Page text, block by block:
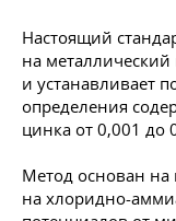
Настоящий
на
и устанавливает
определения
цинка от 0,001 до
Метод основан
на хлоридно-